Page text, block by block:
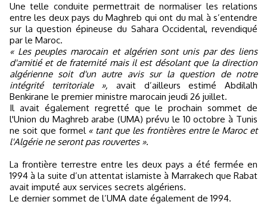
Une telle conduite permettrait de normaliser les relations
entre les deux pays du Maghreb qui ont du mal à s’entendre
sur la question épineuse du Sahara Occidental, revendiqué
par le Maroc.
« Les peuples marocain et algérien sont unis par des liens
d'amitié et de fraternité mais il est désolant que la direction
algérienne soit d'un autre avis sur la question de notre
intégrité territoriale », avait d’ailleurs estimé Abdilalh
Benkirane le premier ministre marocain jeudi 26 juillet.
Il avait également regretté que le prochain sommet de
l'Union du Maghreb arabe (UMA) prévu le 10 octobre à Tunis
ne soit que formel « tant que les frontières entre le Maroc et
l'Algérie ne seront pas rouvertes ».
La frontière terrestre entre les deux pays a été fermée en
1994 à la suite d’un attentat islamiste à Marrakech que Rabat
avait imputé aux services secrets algériens.
Le dernier sommet de l’UMA date également de 1994.